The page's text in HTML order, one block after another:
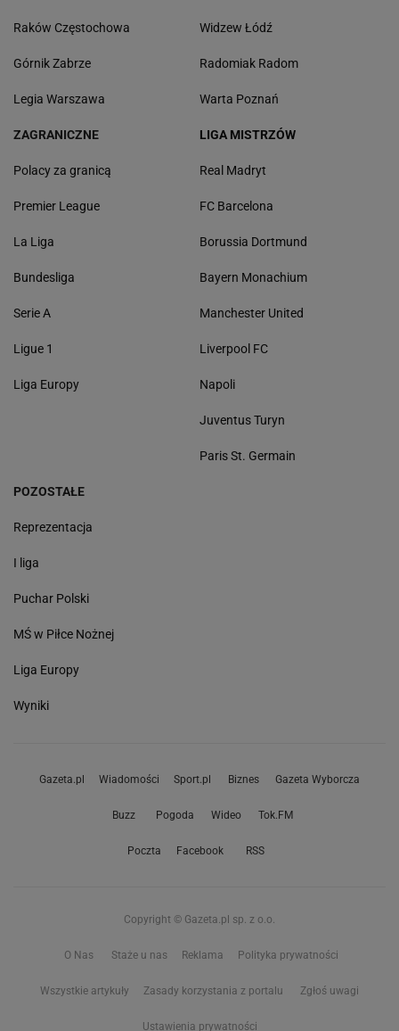
Raków Częstochowa
Górnik Zabrze
Legia Warszawa
Widzew Łódź
Radomiak Radom
Warta Poznań
ZAGRANICZNE
Polacy za granicą
Premier League
La Liga
Bundesliga
Serie A
Ligue 1
Liga Europy
LIGA MISTRZÓW
Real Madryt
FC Barcelona
Borussia Dortmund
Bayern Monachium
Manchester United
Liverpool FC
Napoli
Juventus Turyn
Paris St. Germain
POZOSTAŁE
Reprezentacja
I liga
Puchar Polski
MŚ w Piłce Nożnej
Liga Europy
Wyniki
Gazeta.pl Wiadomości Sport.pl Biznes Gazeta Wyborcza
Buzz Pogoda Wideo Tok.FM
Poczta Facebook RSS
Copyright © Gazeta.pl sp. z o.o.
O Nas Staże u nas Reklama Polityka prywatności
Wszystkie artykuły Zasady korzystania z portalu Zgłoś uwagi
Ustawienia prywatności